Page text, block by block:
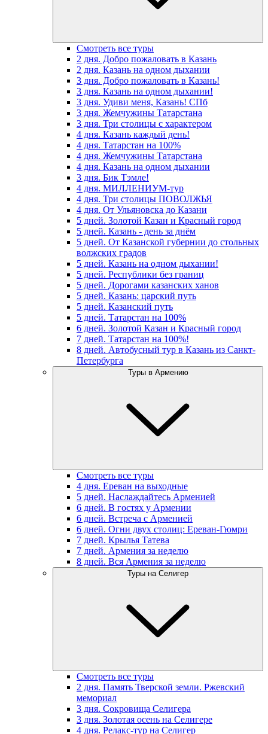
Смотреть все туры
2 дня. Добро пожаловать в Казань
2 дня. Казань на одном дыхании
3 дня. Добро пожаловать в Казань!
3 дня. Казань на одном дыхании!
3 дня. Удиви меня, Казань! СПб
3 дня. Жемчужины Татарстана
3 дня. Три столицы с характером
4 дня. Казань каждый день!
4 дня. Татарстан на 100%
4 дня. Жемчужины Татарстана
4 дня. Казань на одном дыхании
3 дня. Бик Тэмле!
4 дня. МИЛЛЕНИУМ-тур
4 дня. Три столицы ПОВОЛЖЬЯ
4 дня. От Ульяновска до Казани
5 дней. Золотой Казан и Красный город
5 дней. Казань - день за днём
5 дней. От Казанской губернии до стольных
волжских градов
5 дней. Казань на одном дыхании!
5 дней. Республики без границ
5 дней. Дорогами казанских ханов
5 дней. Казань: царский путь
5 дней. Казанский путь
5 дней. Татарстан на 100%
6 дней. Золотой Казан и Красный город
7 дней. Татарстан на 100%!
8 дней. Автобусный тур в Казань из Санкт-
Петербурга
Туры в Армению
Смотреть все туры
4 дня. Ереван на выходные
5 дней. Наслаждайтесь Арменией
6 дней. В гостях у Армении
6 дней. Встреча с Арменией
6 дней. Огни двух столиц: Ереван-Гюмри
7 дней. Крылья Татева
7 дней. Армения за неделю
8 дней. Вся Армения за неделю
Туры на Селигер
Смотреть все туры
2 дня. Память Тверской земли. Ржевский
мемориал
3 дня. Сокровища Селигера
3 дня. Золотая осень на Селигере
4 дня. Релакс-тур на Селигер